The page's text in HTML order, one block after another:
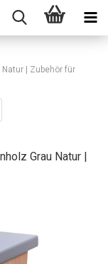
| Zubehör für
Grau Natur |